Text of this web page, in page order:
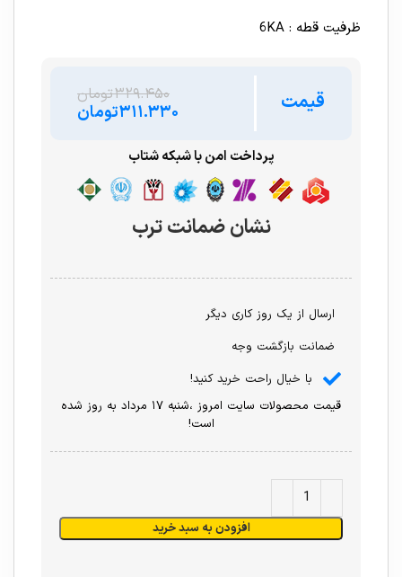
ظرفیت قطه : 6KA
قیمت ۳۲۹.۴۵۰تومان
۳۱۱.۳۳۰تومان
پرداخت امن با شبکه شتاب
نشان ضمانت ترب
ارسال از یک روز کاری دیگر
ضمانت بازگشت وجه
با خیال راحت خرید کنید!
قیمت محصولات سایت امروز ،شنبه ۱۷ مرداد به روز شده
است!
افزودن به سبد خرید